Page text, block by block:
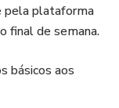
pela plataforma
final de semana.
básicos aos